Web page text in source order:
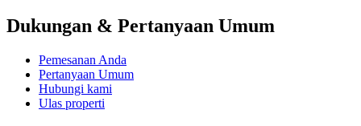
Dukungan & Pertanyaan Umum
Pemesanan Anda
Pertanyaan Umum
Hubungi kami
Ulas properti